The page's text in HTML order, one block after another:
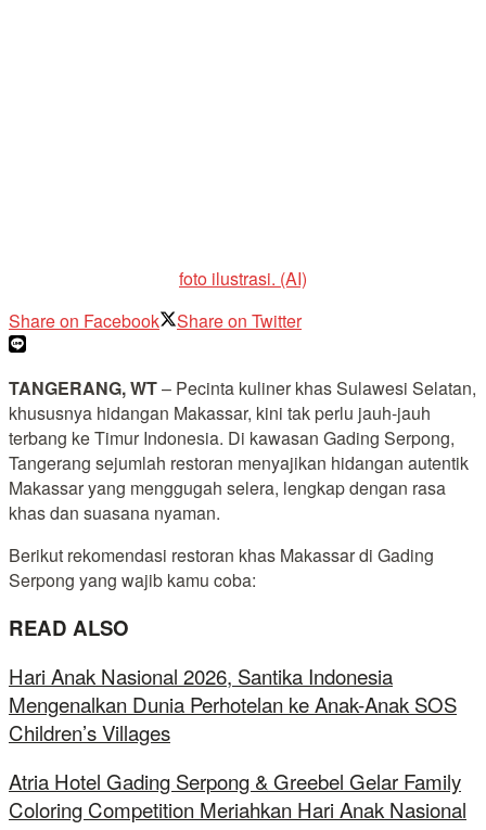
foto ilustrasi. (AI)
Share on Facebook
Share on Twitter
TANGERANG, WT– Pecinta kuliner khas Sulawesi Selatan,
khususnya hidangan Makassar, kini tak perlu jauh-jauh
terbang ke Timur Indonesia. Di kawasan Gading Serpong,
Tangerang sejumlah restoran menyajikan hidangan autentik
Makassar yang menggugah selera, lengkap dengan rasa
khas dan suasana nyaman.
Berikut rekomendasi restoran khas Makassar di Gading
Serpong yang wajib kamu coba:
READ ALSO
Hari Anak Nasional 2026, Santika Indonesia
Mengenalkan Dunia Perhotelan ke Anak-Anak SOS
Children’s Villages
Atria Hotel Gading Serpong & Greebel Gelar Family
Coloring Competition Meriahkan Hari Anak Nasional